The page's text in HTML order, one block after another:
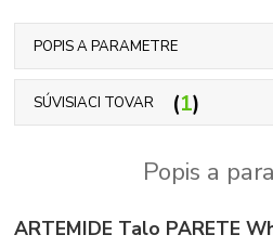
POPIS A PARAMETRE
SÚVISIACI TOVAR 1
Popis a
ARTEMIDE Talo PARETE